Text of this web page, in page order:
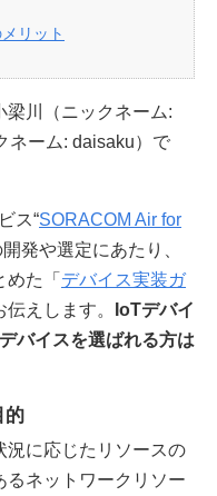
リット
梁川（ニックネーム:
ネーム: daisaku）で
ス“SORACOM Air for
発や選定にあたり、
た「 デバイス実装ガ
えします。
IoTデバイ
バイスを選ばれる方は
的
況に応じたリソースの
るネットワークリソー